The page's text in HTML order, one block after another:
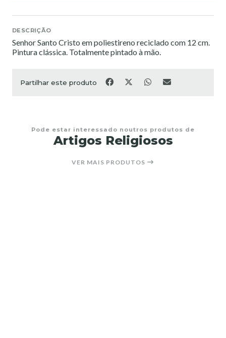
DESCRIÇÃO
Senhor Santo Cristo em poliestireno reciclado com 12 cm.
Pintura clássica. Totalmente pintado à mão.
Partilhar este produto
Pode estar interessado noutros produtos de
Artigos Religiosos
VER MAIS PRODUTOS